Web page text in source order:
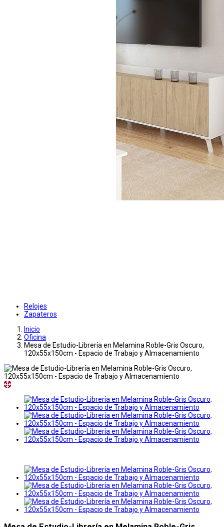
Relojes
Zapateros
Inicio
Oficina
Mesa de Estudio-Librería en Melamina Roble-Gris Oscuro,
120x55x150cm - Espacio de Trabajo y Almacenamiento